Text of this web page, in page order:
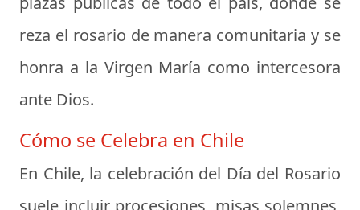
reza el rosario de manera comunitaria y se
honra a la Virgen María como intercesora
ante Dios.
Cómo se Celebra en Chile
En Chile, la celebración del Día del Rosario
suele incluir procesiones, misas solemnes,